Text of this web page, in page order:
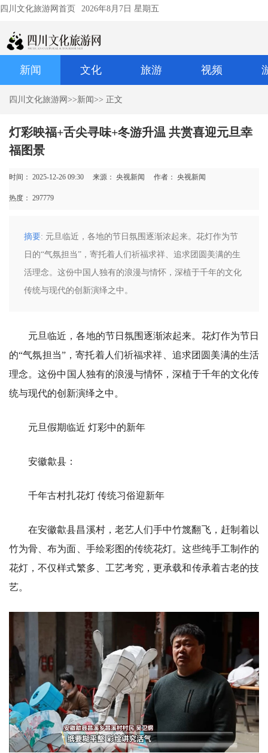
四川文化旅游网首页 2026年8月7日 星期五
新闻 文化 旅游 视频
四川文化旅游网 >>新闻>> 正文
灯彩映福+舌尖寻味+冬游升温 共赏喜迎元旦幸
福图景
时间： 2025-12-26 09:30 来源： 央视新闻 作者： 央视新闻
热度： 297779
摘要: 元旦临近，各地的节日氛围逐渐浓起来。花灯作为节
日的“气氛担当”，寄托着人们祈福求祥、追求团圆美满的生
活理念。‌这份中国人独有的浪漫与情怀，深植于千年的文化
传统与现代的创新演绎之中。
元旦临近，各地的节日氛围逐渐浓起来。花灯作为节日
的“气氛担当”，寄托着人们祈福求祥、追求团圆美满的生活
理念。‌这份中国人独有的浪漫与情怀，深植于千年的文化传
统与现代的创新演绎之中。
元旦假期临近 灯彩中的新年
安徽歙县：
千年古村扎花灯 传统习俗迎新年
在安徽歙县昌溪村，老艺人们手中竹篾翻飞，赶制着以
竹为骨、布为面、手绘彩图的传统花灯。这些纯手工制作的
花灯，不仅样式繁多、工艺考究，更承载和传承着古老的技
艺。